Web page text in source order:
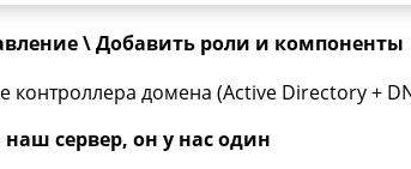
\ Добавить роли и компоненты
сервер, он у нас один